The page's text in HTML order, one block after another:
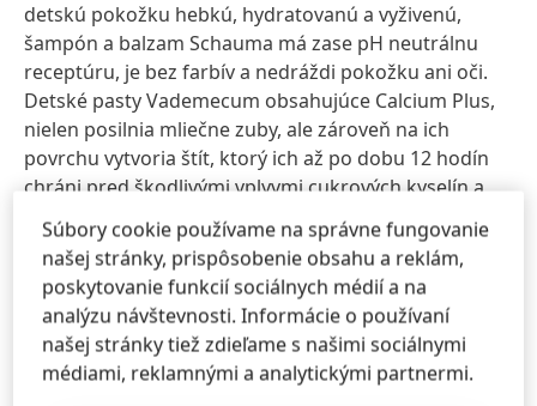
detskú pokožku hebkú, hydratovanú a vyživenú,
šampón a balzam Schauma má zase pH neutrálnu
receptúru, je bez farbív a nedráždi pokožku ani oči.
Detské pasty Vademecum obsahujúce Calcium Plus,
nielen posilnia mliečne zuby, ale zároveň na ich
povrchu vytvoria štít, ktorý ich až po dobu 12 hodín
chráni pred škodlivými vplyvmi cukrových kyselín a
tým predchádzajú vzniku zubných kazov.
Ideálne pre každého muža
Či už vyberáte darček pre aktívneho muža alebo
milovníka stylingu, vyskúšajte balíčky, ktoré spájajú
produkty Fa Men a Syoss. Šampón Syoss Men Clean &
Súbory cookie používame na správne fungovanie
našej stránky, prispôsobenie obsahu a reklám,
poskytovanie funkcií sociálnych médií a na
analýzu návštevnosti. Informácie o používaní
našej stránky tiež zdieľame s našimi sociálnymi
médiami, reklamnými a analytickými partnermi.